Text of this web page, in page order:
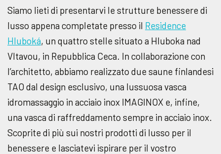
Siamo lieti di presentarvi le strutture benessere di
lusso appena completate presso il Residence
Hluboká, un quattro stelle situato a Hluboka nad
Vltavou, in Repubblica Ceca. In collaborazione con
l’architetto, abbiamo realizzato due saune finlandesi
TAO dal design esclusivo, una lussuosa vasca
idromassaggio in acciaio inox IMAGINOX e, infine,
una vasca di raffreddamento sempre in acciaio inox.
Scoprite di più sui nostri prodotti di lusso per il
benessere e lasciatevi ispirare per il vostro